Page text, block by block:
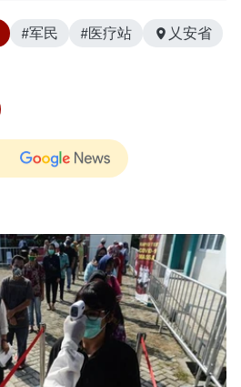
#军民 #医疗站
乂安省